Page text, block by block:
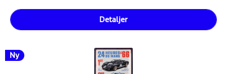
Detaljer
Ny